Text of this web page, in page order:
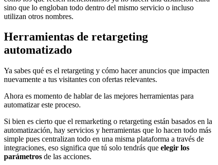
sino que lo engloban todo dentro del mismo servicio o incluso
utilizan otros nombres.
Herramientas de retargeting
automatizado
Ya sabes qué es el retargeting y cómo hacer anuncios que impacten
nuevamente a tus visitantes con ofertas relevantes.
Ahora es momento de hablar de las mejores herramientas para
automatizar este proceso.
Si bien es cierto que el remarketing o retargeting están basados en la
automatización, hay servicios y herramientas que lo hacen todo más
simple pues centralizan todo en una misma plataforma a través de
integraciones, eso significa que tú solo tendrás que elegir los
parámetros de las acciones.